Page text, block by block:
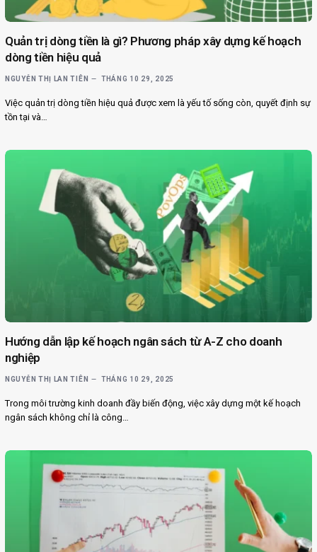
Quản trị dòng tiền là gì? Phương pháp xây dựng kế hoạch
dòng tiền hiệu quả
NGUYỄN THỊ LAN TIÊN THÁNG 10 29, 2025
Việc quản trị dòng tiền hiệu quả được xem là yếu tố sống còn, quyết định sự
tồn tại và…
Hướng dẫn lập kế hoạch ngân sách từ A-Z cho doanh
nghiệp
NGUYỄN THỊ LAN TIÊN THÁNG 10 29, 2025
Trong môi trường kinh doanh đầy biến động, việc xây dựng một kế hoạch
ngân sách không chỉ là công…